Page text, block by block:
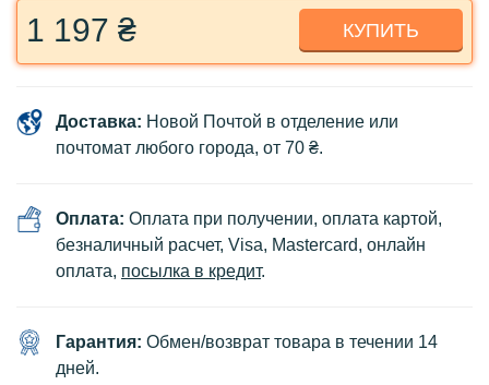
1 197 ₴ КУПИТЬ
Доставка: Новой Почтой в отделение или
почтомат любого города, от 70 ₴.
Оплата: Оплата при получении, оплата картой,
безналичный расчет, Visa, Mastercard, онлайн
оплата, посылка в кредит.
Гарантия: Обмен/возврат товара в течении 14
дней.